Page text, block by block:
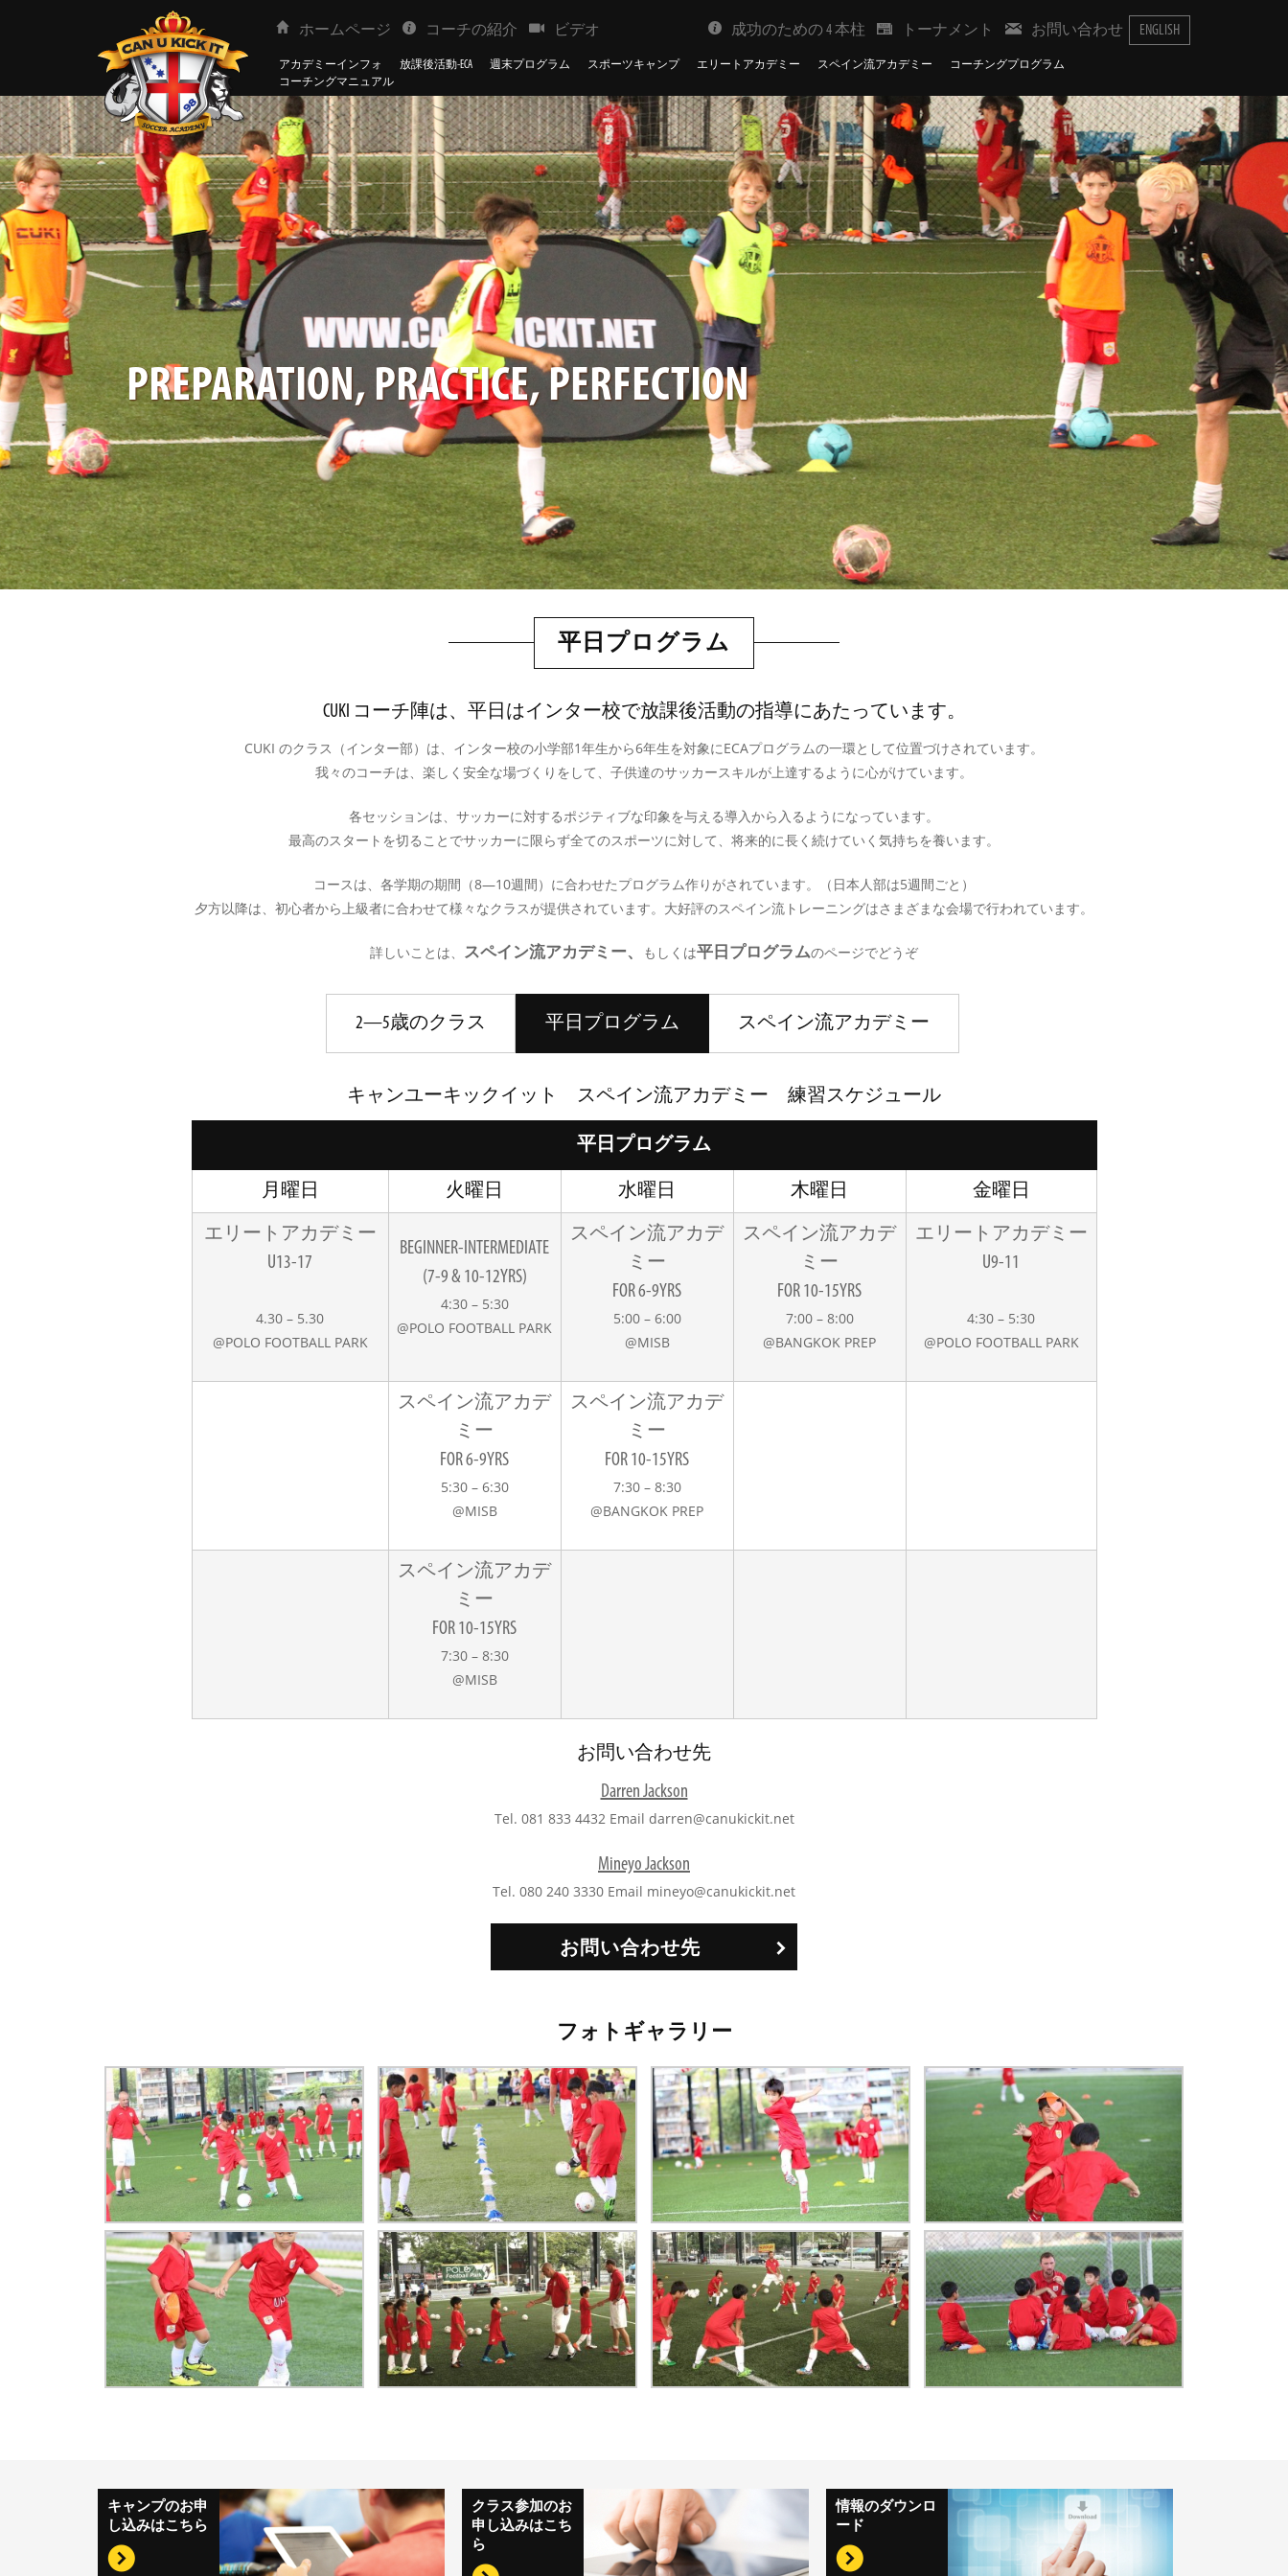
ホームページ コーチの紹介 ビデオ 成功のための 4 本柱 トーナメント お問い合わせ ENGLISH
アカデミーインフォ 放課後活動-ECA 週末プログラム スポーツキャンプ エリートアカデミー スペイン流アカデミー
コーチングプログラム
コーチングマニュアル
PREPARATION, PRACTICE, PERFECTION
平日プログラム
CUKI コーチ陣は、平日はインター校で放課後活動の指導にあたっています。
CUKI のクラス（インター部）は、インター校の小学部1年生から6年生を対象にECAプログラムの一環として位置づけされています。
我々のコーチは、楽しく安全な場づくりをして、子供達のサッカースキルが上達するように心がけています。
各セッションは、サッカーに対するポジティブな印象を与える導入から入るようになっています。
最高のスタートを切ることでサッカーに限らず全てのスポーツに対して、将来的に長く続けていく気持ちを養います。
コースは、各学期の期間（8—10週間）に合わせたプログラム作りがされています。（日本人部は5週間ごと）
夕方以降は、初心者から上級者に合わせて様々なクラスが提供されています。大好評のスペイン流トレーニングはさまざまな会場で行われています。
詳しいことは、 スペイン流アカデミー、 もしくは平日プログラムのページでどうぞ
2—5歳のクラス 平日プログラム スペイン流アカデミー
キャンユーキックイット スペイン流アカデミー 練習スケジュール
平日プログラム
月曜日 火曜日 水曜日 木曜日 金曜日
エリートアカデミー
U13-17
4.30 – 5.30
@POLO FOOTBALL PARK
BEGINNER-INTERMEDIATE
(7-9 & 10-12YRS)
4:30 – 5:30
@POLO FOOTBALL PARK
スペイン流アカデ
ミー
FOR 6-9YRS
5:00 – 6:00
@MISB
スペイン流アカデ
ミー
FOR 10-15YRS
7:00 – 8:00
@BANGKOK PREP
エリートアカデミー
U9-11
4:30 – 5:30
@POLO FOOTBALL PARK
スペイン流アカデ
ミー
FOR 6-9YRS
5:30 – 6:30
@MISB
スペイン流アカデ
ミー
FOR 10-15YRS
7:30 – 8:30
@BANGKOK PREP
スペイン流アカデ
ミー
FOR 10-15YRS
7:30 – 8:30
@MISB
お問い合わせ先
Darren Jackson
Tel. 081 833 4432 Email darren@canukickit.net
Mineyo Jackson
Tel. 080 240 3330 Email mineyo@canukickit.net
お問い合わせ先
フォトギャラリー
キャンプのお申
し込みはこちら
クラス参加のお
申し込みはこち
ら
情報のダウンロ
ード